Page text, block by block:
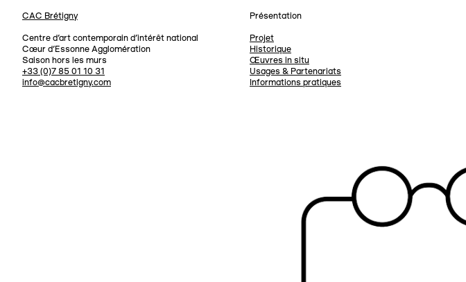
CAC Brétigny
Navigation
Présentation
Projet
Historique
Œuvres in situ
Usages & Partenariats
Informations pratiques
Centre d’art contemporain d’intérêt national
Cœur d’Essonne Agglomération
Saison hors les murs
+33 (0)7 85 01 10 31
info@cacbretigny.com